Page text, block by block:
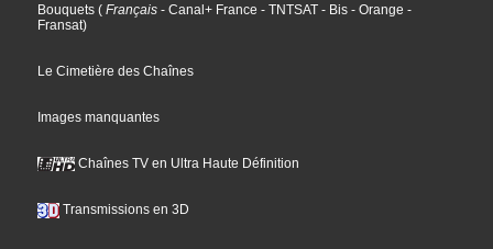
Bouquets ( Français - Canal+ France - TNTSAT - Bis - Orange -
Fransat)
Le Cimetière des Chaînes
Images manquantes
Chaînes TV en Ultra Haute Définition
Transmissions en 3D